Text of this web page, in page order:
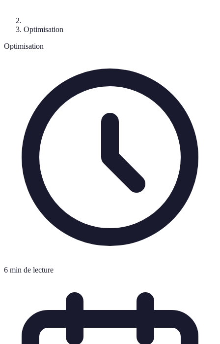
Optimisation
Optimisation
6 min de lecture